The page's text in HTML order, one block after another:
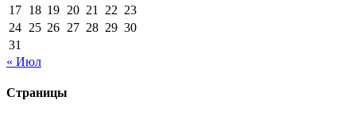
17 18 19 20 21 22 23
24 25 26 27 28 29 30
31
« Июл
Страницы